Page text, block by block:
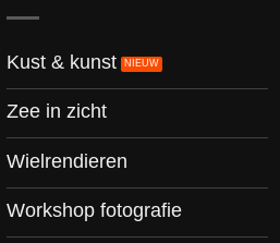
Kust & kunst
Zee in zicht
Wielrendieren
Workshop fotografie